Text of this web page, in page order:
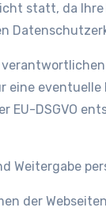
statt, da Ihre
eine eventuelle
EU-DSGVO
Weitergabe
der